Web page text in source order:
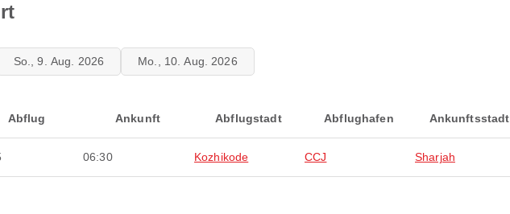
So., 9. Aug. 2026 Mo., 10. Aug. 2026
Abflug Ankunft Abflugstadt Abflughafen Ankunftsstadt
06:30 Kozhikode CCJ Sharjah